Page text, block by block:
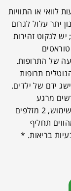
לוואי או התוויות
יתר עלול לגרום
לנקוט זהירות
של התרופות.
תרופות
ידם של ילדים.
ויבש. יש לצרוך עד 6 חודשים מרגע
הפתיחה. הוראות שימוש- לנער היטב לפני השימוש, 2 מזלפים
תחליף
בריאות. *